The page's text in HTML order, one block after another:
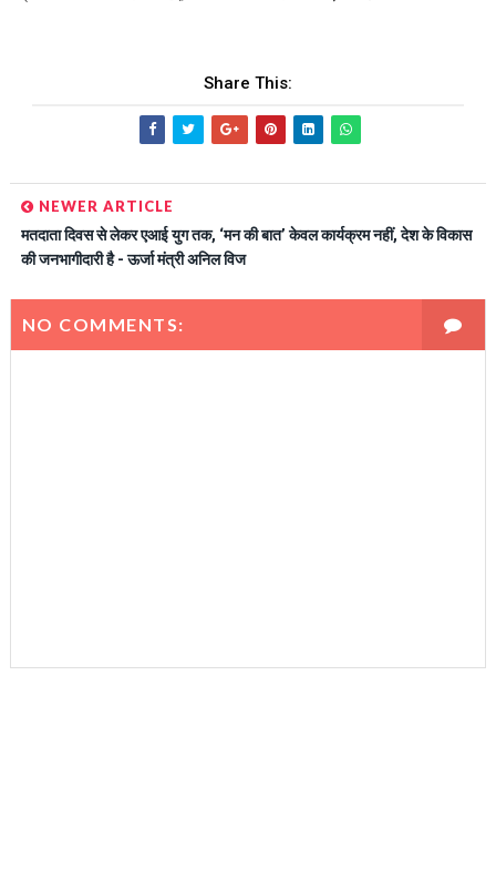
Share This:
NEWER ARTICLE
मतदाता दिवस से लेकर एआई युग तक, ‘मन की बात’ केवल कार्यक्रम नहीं, देश के विकास
की जनभागीदारी है - ऊर्जा मंत्री अनिल विज
NO COMMENTS: